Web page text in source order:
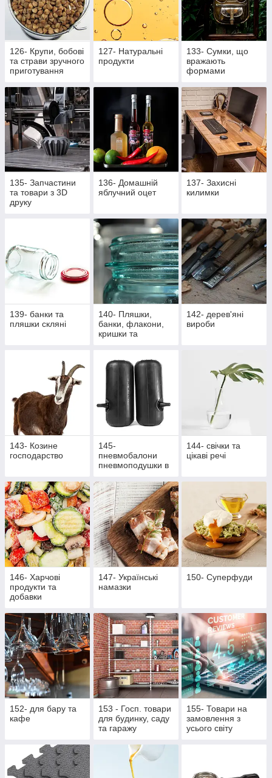
126- Крупи, бобові
та страви зручного
приготування
127- Натуральні
продукти
133- Сумки, що
вражають
формами
135- Запчастини
та товари з 3D
друку
136- Домашній
яблучний оцет
137- Захисні
килимки
139- банки та
пляшки скляні
140- Пляшки,
банки, флакони,
кришки та
закупорщики
142- дерев'яні
вироби
143- Козине
господарство
145-
пневмобалони
пневмоподушки в
144- свічки та
цікаві речі
146- Харчові
продукти та
добавки
147- Українські
намазки
150- Суперфуди
152- для бару та
кафе
153 - Госп. товари
для будинку, саду
та гаражу
155- Товари на
замовлення з
усього світу